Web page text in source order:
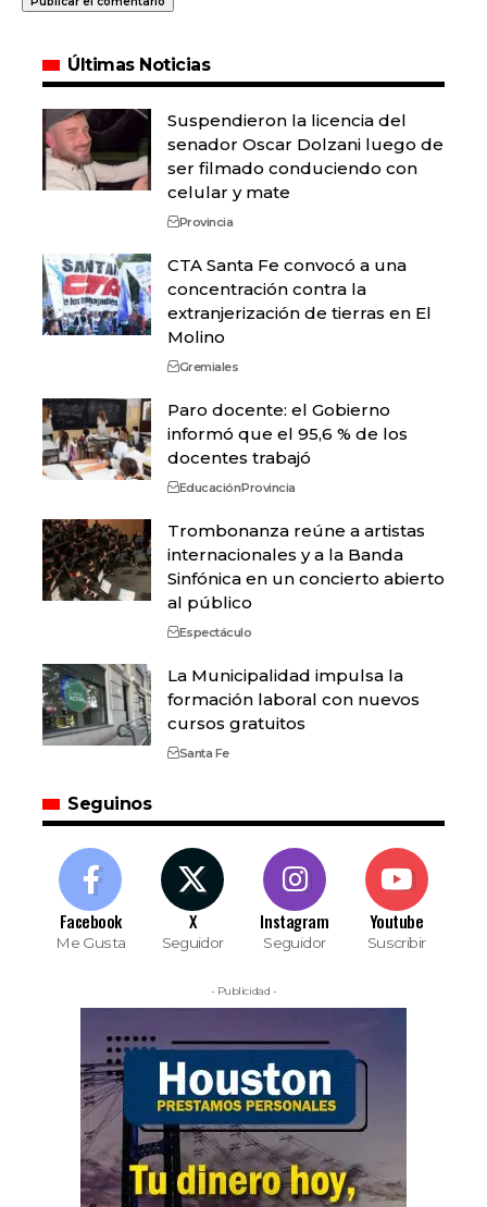
Últimas Noticias
Suspendieron la licencia del
senador Oscar Dolzani luego de
ser filmado conduciendo con
celular y mate
Provincia
CTA Santa Fe convocó a una
concentración contra la
extranjerización de tierras en El
Molino
Gremiales
Paro docente: el Gobierno
informó que el 95,6 % de los
docentes trabajó
EducaciónProvincia
Trombonanza reúne a artistas
internacionales y a la Banda
Sinfónica en un concierto abierto
al público
Espectáculo
La Municipalidad impulsa la
formación laboral con nuevos
cursos gratuitos
Santa Fe
Seguinos
Facebook
Me Gusta
X
Seguidor
Instagram
Seguidor
Youtube
Suscribir
- Publicidad -